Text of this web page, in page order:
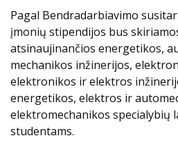
Pagal Bendradarbiavimo
įmonių stipendijos bus
atsinaujinančios energetikos,
mechanikos inžinerijos,
elektronikos ir elektros
energetikos, elektros ir
elektromechanikos specialybių
studentams.